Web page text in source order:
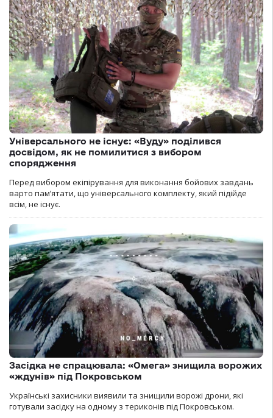
Універсального не існує: «Вуду» поділився
досвідом, як не помилитися з вибором
спорядження
Перед вибором екіпірування для виконання бойових завдань
варто пам’ятати, що універсального комплекту, який підійде
всім, не існує.
Засідка не спрацювала: «Омега» знищила ворожих
«ждунів» під Покровськом
Українські захисники виявили та знищили ворожі дрони, які
готували засідку на одному з териконів під Покровськом.